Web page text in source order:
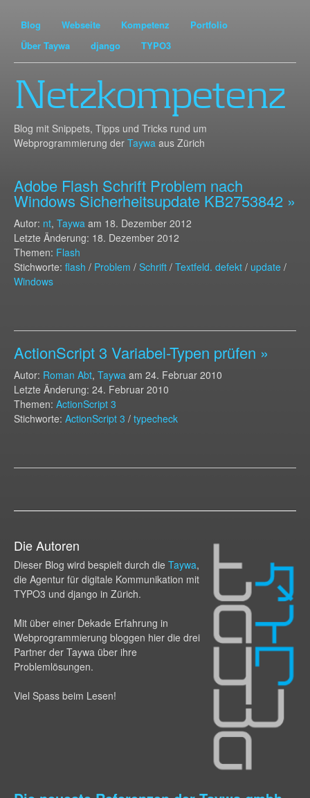
Blog Webseite Kompetenz
Portfolio
Über Taywa
django TYPO3
Netzkompetenz
Blog mit Snippets, Tipps und Tricks rund um
Webprogrammierung der Taywa aus Zürich
Adobe Flash Schrift Problem nach
Windows Sicherheitsupdate KB2753842 »
Autor: nt, Taywa am 18. Dezember 2012
Letzte Änderung: 18. Dezember 2012
Themen: Flash
Stichworte: flash / Problem / Schrift / Textfeld. defekt / update /
Windows
ActionScript 3 Variabel-Typen prüfen »
Autor: Roman Abt, Taywa am 24. Februar 2010
Letzte Änderung: 24. Februar 2010
Themen: ActionScript 3
Stichworte: ActionScript 3 / typecheck
Die Autoren
Dieser Blog wird bespielt durch die Taywa,
die Agentur für digitale Kommunikation mit
TYPO3 und django in Zürich.
Mit über einer Dekade Erfahrung in
Webprogram­mierung bloggen hier die drei
Partner der Taywa über ihre
Problemlösungen.
Viel Spass beim Lesen!